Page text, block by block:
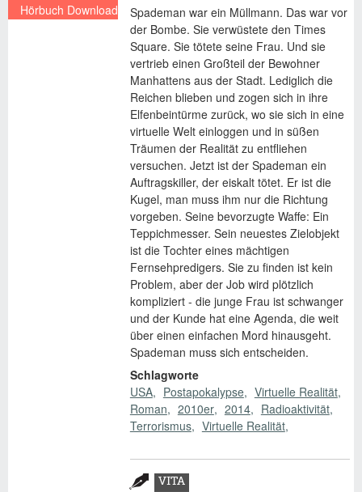
Hörbuch Download
Spademan war ein Müllmann. Das war vor
der Bombe. Sie verwüstete den Times
Square. Sie tötete seine Frau. Und sie
vertrieb einen Großteil der Bewohner
Manhattens aus der Stadt. Lediglich die
Reichen blieben und zogen sich in ihre
Elfenbeintürme zurück, wo sie sich in eine
virtuelle Welt einloggen und in süßen
Träumen der Realität zu entfliehen
versuchen. Jetzt ist der Spademan ein
Auftragskiller, der eiskalt tötet. Er ist die
Kugel, man muss ihm nur die Richtung
vorgeben. Seine bevorzugte Waffe: Ein
Teppichmesser. Sein neuestes Zielobjekt
ist die Tochter eines mächtigen
Fernsehpredigers. Sie zu finden ist kein
Problem, aber der Job wird plötzlich
kompliziert - die junge Frau ist schwanger
und der Kunde hat eine Agenda, die weit
über einen einfachen Mord hinausgeht.
Spademan muss sich entscheiden.
Schlagworte
USA
Postapokalypse
Virtuelle Realität
Roman
2010er 2014
Radioaktivität
Terrorismus
Virtuelle Realität
Zusatzmaterial
VITA